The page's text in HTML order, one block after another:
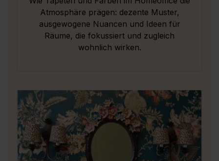
Atmosphäre prägen: dezente Muster,
ausgewogene Nuancen und Ideen für
Räume, die fokussiert und zugleich
wohnlich wirken.